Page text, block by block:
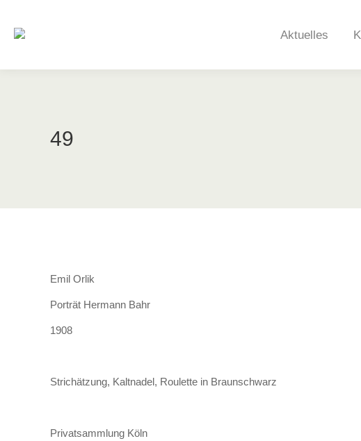
Aktuelles
49
Emil Orlik
Porträt Hermann Bahr
1908
Strichätzung, Kaltnadel, Roulette in Braunschwarz
Privatsammlung Köln